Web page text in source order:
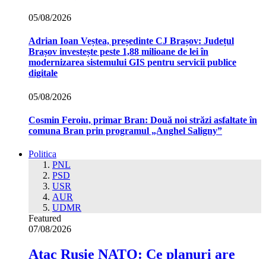
05/08/2026
Adrian Ioan Veștea, președinte CJ Brașov: Județul
Brașov investește peste 1,88 milioane de lei în
modernizarea sistemului GIS pentru servicii publice
digitale
05/08/2026
Cosmin Feroiu, primar Bran: Două noi străzi asfaltate în
comuna Bran prin programul „Anghel Saligny”
Politica
PNL
PSD
USR
AUR
UDMR
Featured
07/08/2026
Atac Rusie NATO: Ce planuri are